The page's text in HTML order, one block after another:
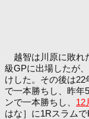
越智は川原に敗れ
級GPに出場したが
けした。その後は
で一本勝ちし、昨年
ンで一本勝ちし、 12
はな］に1Rスラムで